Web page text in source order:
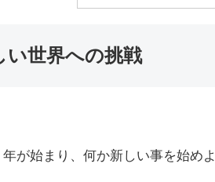
い世界への挑戦
年が始まり、何か新しい事を始め